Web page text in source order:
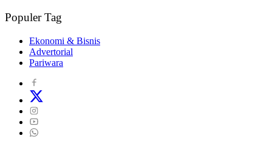
Populer Tag
Ekonomi & Bisnis
Advertorial
Pariwara